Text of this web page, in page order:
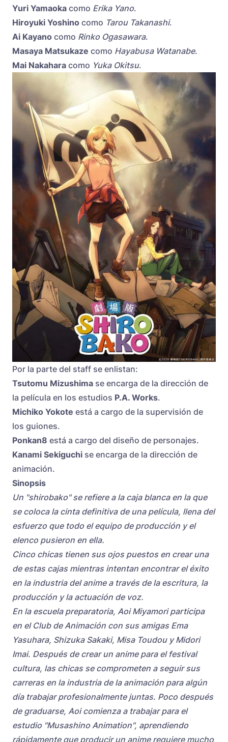
Yuri Yamaoka como Erika Yano.
Hiroyuki Yoshino como Tarou Takanashi.
Ai Kayano como Rinko Ogasawara.
Masaya Matsukaze como Hayabusa Watanabe.
Mai Nakahara como Yuka Okitsu.
Por la parte del staff se enlistan:
Tsutomu Mizushima se encarga de la dirección de
la película en los estudios P.A. Works.
Michiko Yokote está a cargo de la supervisión de
los guiones.
Ponkan8 está a cargo del diseño de personajes.
Kanami Sekiguchi se encarga de la dirección de
animación.
Sinopsis
Un "shirobako" se refiere a la caja blanca en la que
se coloca la cinta definitiva de una película, llena del
esfuerzo que todo el equipo de producción y el
elenco pusieron en ella.
Cinco chicas tienen sus ojos puestos en crear una
de estas cajas mientras intentan encontrar el éxito
en la industria del anime a través de la escritura, la
producción y la actuación de voz.
En la escuela preparatoria, Aoi Miyamori participa
en el Club de Animación con sus amigas Ema
Yasuhara, Shizuka Sakaki, Misa Toudou y Midori
Imai. Después de crear un anime para el festival
cultura, las chicas se comprometen a seguir sus
carreras en la industria de la animación para algún
día trabajar profesionalmente juntas. Poco después
de graduarse, Aoi comienza a trabajar para el
estudio "Musashino Animation", aprendiendo
rápidamente que producir un anime requiere mucho